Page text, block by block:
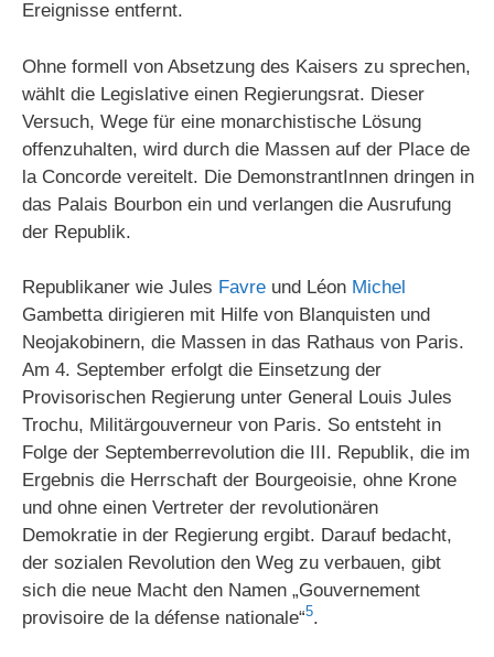
Ereignisse entfernt.
Ohne formell von Absetzung des Kaisers zu sprechen,
wählt die Legislative einen Regierungsrat. Dieser
Versuch, Wege für eine monarchistische Lösung
offenzuhalten, wird durch die Massen auf der Place de
la Concorde vereitelt. Die DemonstrantInnen dringen in
das Palais Bourbon ein und verlangen die Ausrufung
der Republik.
Republikaner wie Jules Favre und Léon Michel
Gambetta dirigieren mit Hilfe von Blanquisten und
Neojakobinern, die Massen in das Rathaus von Paris.
Am 4. September erfolgt die Einsetzung der
Provisorischen Regierung unter General Louis Jules
Trochu, Militärgouverneur von Paris. So entsteht in
Folge der Septemberrevolution die III. Republik, die im
Ergebnis die Herrschaft der Bourgeoisie, ohne Krone
und ohne einen Vertreter der revolutionären
Demokratie in der Regierung ergibt. Darauf bedacht,
der sozialen Revolution den Weg zu verbauen, gibt
sich die neue Macht den Namen „Gouvernement
provisoire de la défense nationale“5.